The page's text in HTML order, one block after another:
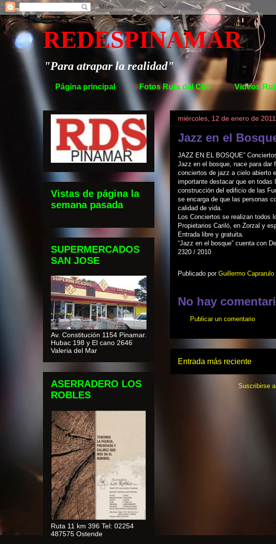
REDESPINAMAR
"Para atrapar la realidad"
Página principal Fotos Ruta del Che Videos
miércoles, 12 de enero de 2011
Jazz en el
JAZZ EN EL BOSQUE”
Jazz en el bosque, nace para
conciertos de jazz a cielo abierto
importante destacar que en
construcción del edificio de las
se encarga de que las personas
calidad de vida.
Los Conciertos se realizan todos
Propietarios Cariló, en Zorzal y
Entrada libre y gratuita.
“Jazz en el bosque” cuenta con
2320 / 2010
Publicado por Guillermo Caprarulo
No hay
Publicar un comentario
Entrada más reciente
Suscribirse
Vistas de página la
semana pasada
SUPERMERCADOS
SAN JOSE
Av. Constitución 1154 Pinamar.
Hubac 198 y El cano 2646
Valeria del Mar
ASERRADERO LOS
ROBLES
Ruta 11 km 396 Tel: 02254
487575 Ostende